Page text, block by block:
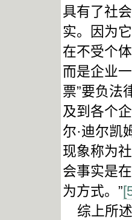
具有了社
实。因为
在不受个
而是企业
票”要负法
及到各个
尔·迪尔凯
现象称为
会事实是
为方式。”
综上所述